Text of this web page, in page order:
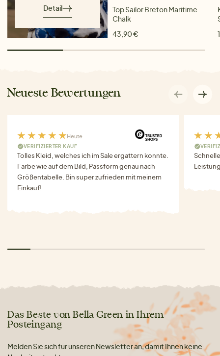
Detail
Top Sailor Breton Maritime
Chalk
43,90 €
Neueste Bewertungen
Heute
VERIFIZIERTER KAUF
Tolles Kleid, welches ich im Sale ergattern konnte.
Farbe wie auf dem Bild, Passform genau nach
Größentabelle. Bin super zufrieden mit meinem
Einkauf!
Das Beste von Bella Green in Ihrem
Posteingang
Melden Sie sich für unseren Newsletter an, damit Ihnen keine